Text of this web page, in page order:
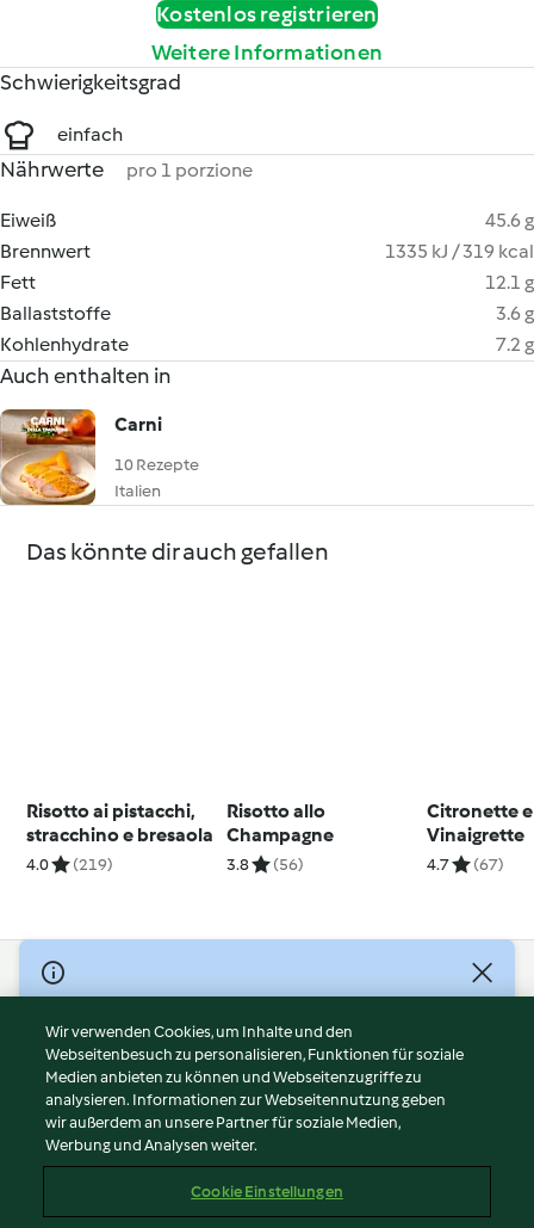
Kostenlos registrieren
Weitere Informationen
Schwierigkeitsgrad
einfach
Nährwerte pro 1 porzione
Eiweiß
45.6 g
Brennwert
1335 kJ / 319 kcal
Fett
12.1 g
Ballaststoffe
3.6 g
Kohlenhydrate
7.2 g
Auch enthalten in
Carni
10 Rezepte
Italien
Das könnte dir auch gefallen
Risotto ai pistacchi,
stracchino e bresaola
4.0 (219)
Risotto allo
Champagne
3.8 (56)
Citronette e
Vinaigrette
4.7 (67)
© Copyright 2026
Nutzungsbedingungen
Datenschutzrichtlinien
Disclaimer
Impressum
Cookies
Abo kündigen
Wir verwenden Cookies, um Inhalte und den
Webseitenbesuch zu personalisieren, Funktionen für soziale
Medien anbieten zu können und Webseitenzugriffe zu
analysieren. Informationen zur Webseitennutzung geben
wir außerdem an unsere Partner für soziale Medien,
Werbung und Analysen weiter.
Cookie Einstellungen